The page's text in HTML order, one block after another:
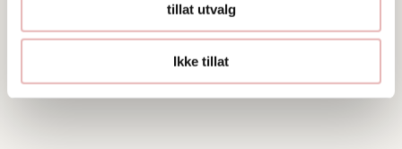
tillat utvalg
Ikke tillat